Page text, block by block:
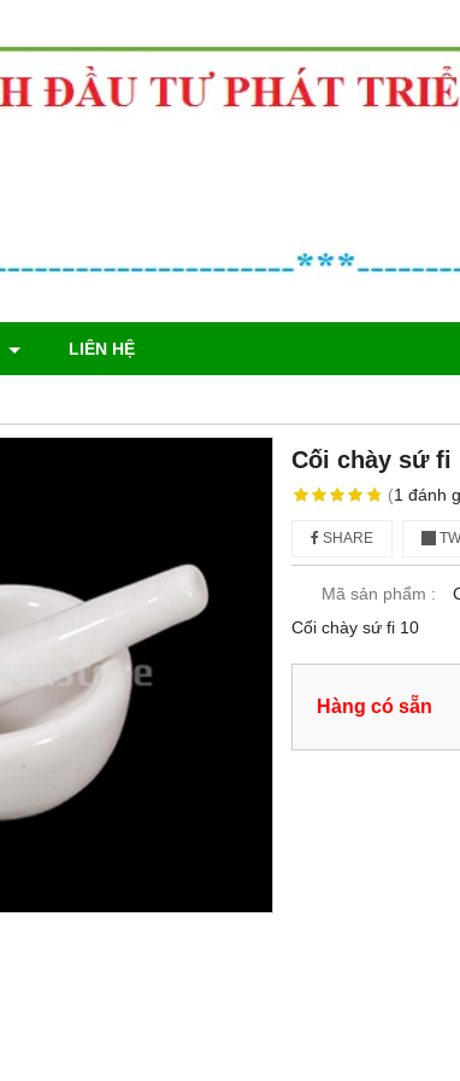
LIÊN HỆ
Cối chày sứ fi
(1đánh
SHARE
Mã sản phẩm :
Cối chày sứ fi 10
Hàng có sẵn